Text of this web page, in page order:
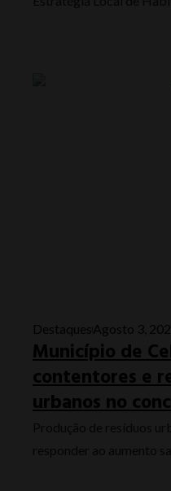
DestaquesAgosto 3,
Município de
contentores e
urbanos no